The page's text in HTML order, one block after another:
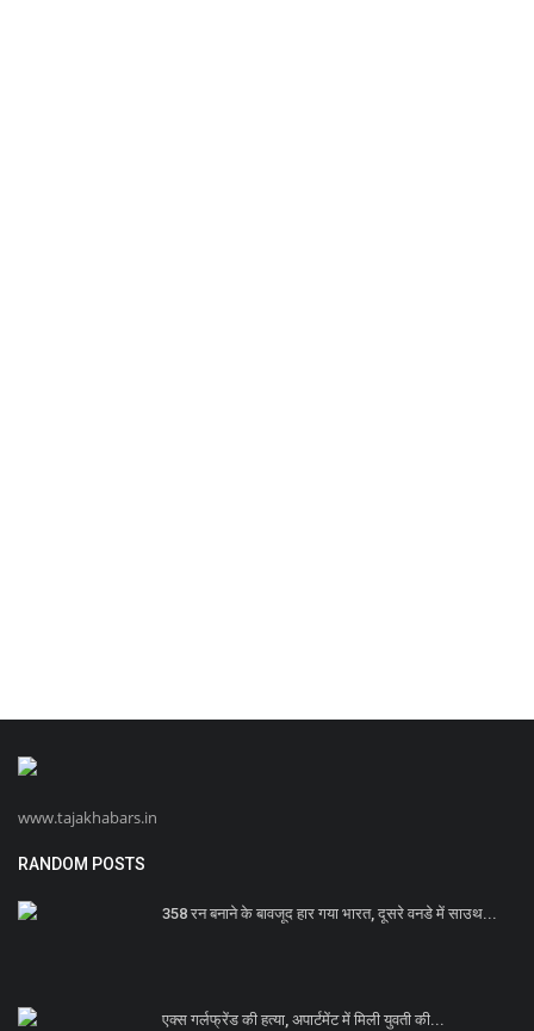
www.tajakhabars.in
RANDOM POSTS
358 रन बनाने के बावजूद हार गया भारत, दूसरे वनडे में साउथ...
एक्स गर्लफ्रेंड की हत्या, अपार्टमेंट में मिली युवती की...